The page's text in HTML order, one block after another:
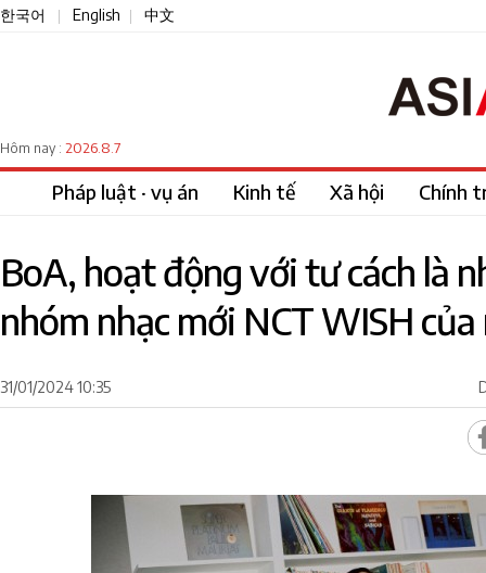
한국어 English 中文
Hôm nay : 2026.8.7
Pháp luật · vụ án Kinh tế Xã hội Chính
BoA, hoạt động với tư cách là
nhóm nhạc mới NCT WISH của
31/01/2024 10:35